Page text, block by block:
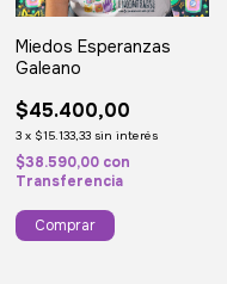
Miedos Esperanzas
Galeano
$45.400,00
3 x $15.133,33 sin interés
$38.590,00 con
Transferencia
Comprar